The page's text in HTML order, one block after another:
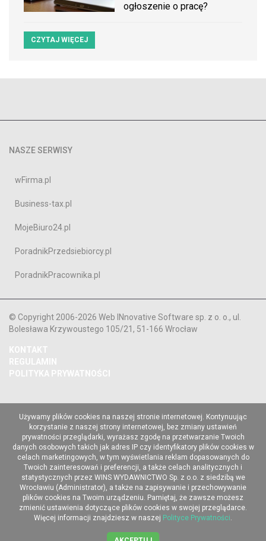
ogłoszenie o pracę?
CZYTAJ WIĘCEJ
NASZE SERWISY
wFirma.pl
Business-tax.pl
MojeBiuro24.pl
PoradnikPrzedsiebiorcy.pl
PoradnikPracownika.pl
© Copyright 2006-2026 Web INnovative Software sp. z o. o., ul.
Bolesława Krzywoustego 105/21, 51-166 Wrocław
KONTAKT
REGULAMIN
POLITYKA PRYWATNOŚCI
Używamy plików cookies na naszej stronie internetowej. Kontynuując
korzystanie z naszej strony internetowej, bez zmiany ustawień
prywatności przeglądarki, wyrażasz zgodę na przetwarzanie Twoich
danych osobowych takich jak adres IP czy identyfikatory plików cookies w
celach marketingowych, w tym wyświetlania reklam dopasowanych do
Twoich zainteresowań i preferencji, a także celach analitycznych i
statystycznych przez WINS WYDAWNICTWO Sp. z o.o. z siedzibą we
Wrocławiu (Administrator), a także na zapisywanie i przechowywanie
plików cookies na Twoim urządzeniu. Pamiętaj, że zawsze możesz
zmienić ustawienia dotyczące plików cookies w swojej przeglądarce.
Więcej informacji znajdziesz w naszej Polityce Prywatności.